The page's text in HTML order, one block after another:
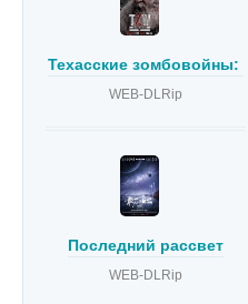
Техасские зомбовойны:
WEB-DLRip
Последний рассвет
WEB-DLRip